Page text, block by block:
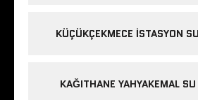
KÜÇÜKÇEKMECE ISTASYON
KAĞITHANE YAHYAKEMAL